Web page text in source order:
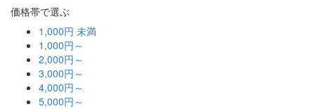
価格帯で選ぶ
1,000円 未満
1,000円～
2,000円～
3,000円～
4,000円～
5,000円～